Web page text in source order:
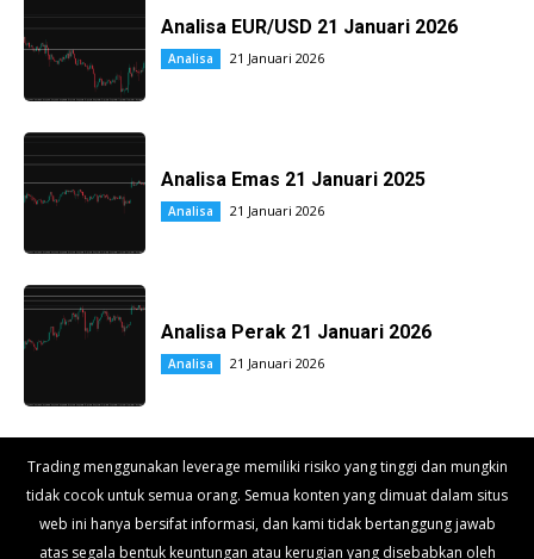
Analisa EUR/USD 21 Januari 2026
Analisa 21 Januari 2026
Analisa Emas 21 Januari 2025
Analisa 21 Januari 2026
Analisa Perak 21 Januari 2026
Analisa 21 Januari 2026
Trading menggunakan leverage memiliki risiko yang tinggi dan mungkin
tidak cocok untuk semua orang. Semua konten yang dimuat dalam situs
web ini hanya bersifat informasi, dan kami tidak bertanggung jawab
atas segala bentuk keuntungan atau kerugian yang disebabkan oleh